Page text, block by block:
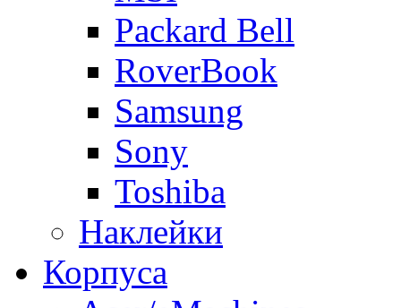
Packard Bell
RoverBook
Samsung
Sony
Toshiba
Наклейки
Корпуса